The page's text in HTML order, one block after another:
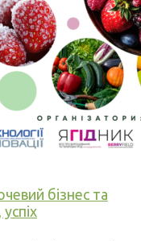
бізнес та